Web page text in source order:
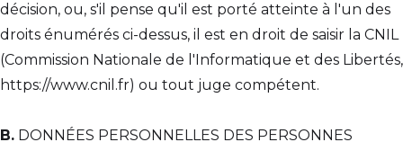
décision, ou, s'il pense qu'il est porté atteinte à l'un des
droits énumérés ci-dessus, il est en droit de saisir la CNIL
(Commission Nationale de l'Informatique et des Libertés,
https://www.cnil.fr) ou tout juge compétent.
B. DONNÉES PERSONNELLES DES PERSONNES